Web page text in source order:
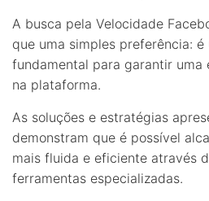
A busca pela Velocidade
que uma simples preferência: é
fundamental para garantir uma
na plataforma.
As soluções e estratégias
demonstram que é possível
mais fluida e eficiente através
ferramentas especializadas.